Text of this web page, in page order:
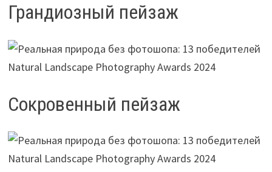
Грандиозный пейзаж
Сокровенный пейзаж